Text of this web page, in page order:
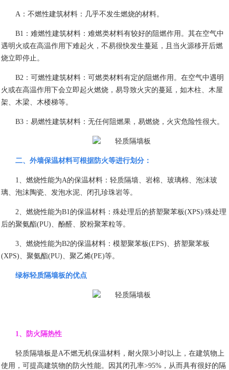
A ：不燃性建筑材料：几乎不发生燃烧的材料。
B1 ：难燃性建筑材料：难燃类材料有较好的阻燃作用。其在空气中
遇明火或在高温作用下难起火，不易很快发生蔓延，且当火源移开后燃
烧立即停止。
B2 ：可燃性建筑材料：可燃类材料有定的阻燃作用。在空气中遇明
火或在高温作用下会立即起火燃烧，易导致火灾的蔓延，如木柱、木屋
架、木梁、木楼梯等。
B3 ：易燃性建筑材料：无任何阻燃果，易燃烧，火灾危险性很大。
二、外墙保温材料可根据防火等进行划分：
1、燃烧性能为A的保温材料：轻质隔墙、岩棉、玻璃棉、泡沫玻
璃、泡沫陶瓷、发泡水泥、闭孔珍珠岩等。
2、燃烧性能为B1的保温材料：殊处理后的挤塑聚苯板(XPS)/殊处理
后的聚氨酯(PU)、酚醛、胶粉聚苯粒等。
3、燃烧性能为B2的保温材料：模塑聚苯板(EPS)、挤塑聚苯板
(XPS)、聚氨酯(PU)、聚乙烯(PE)等。
绿标轻质隔墙板的优点
1、防火隔热性
轻质隔墙板是A不燃无机保温材料，耐火限3小时以上，在建筑物上
使用，可提高建筑物的防火性能。因其闭孔率>95% ，从而具有很好的隔